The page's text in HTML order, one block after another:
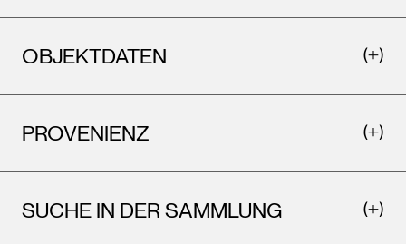
OBJEKTDATEN
PROVENIENZ
SUCHE IN DER SAMMLUNG